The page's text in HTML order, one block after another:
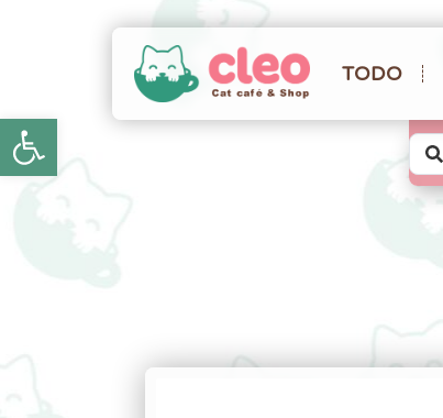
Abrir barra de herramientas
TODO